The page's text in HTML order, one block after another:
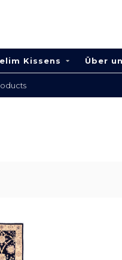
Kissens Über